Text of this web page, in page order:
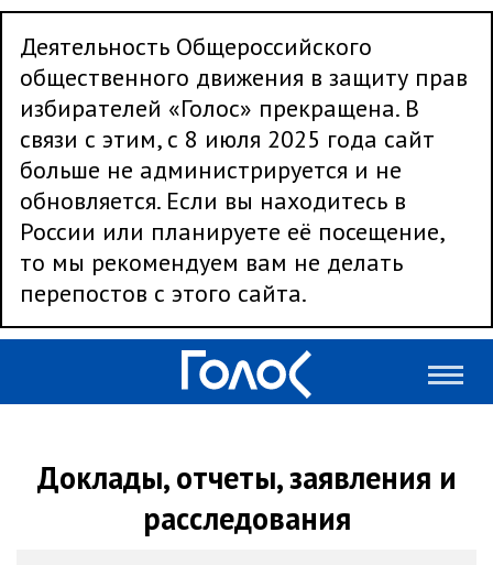
Деятельность Общероссийского
общественного движения в защиту прав
избирателей «Голос» прекращена. В
связи с этим, с 8 июля 2025 года сайт
больше не администрируется и не
обновляется. Если вы находитесь в
России или планируете её посещение,
то мы рекомендуем вам не делать
перепостов с этого сайта.
Доклады, отчеты, заявления и
расследования